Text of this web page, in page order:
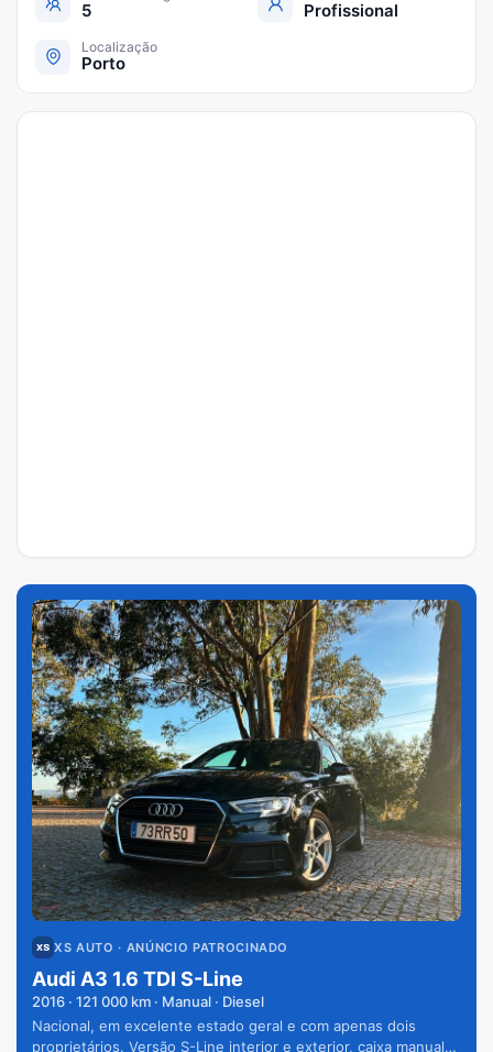
5 Profissional
Localização
Porto
XS AUTO · ANÚNCIO PATROCINADO
Audi A3 1.6 TDI S-Line
2016 · 121 000 km · Manual · Diesel
Nacional, em excelente estado geral e com apenas dois
proprietários. Versão S-Line interior e exterior, caixa manual